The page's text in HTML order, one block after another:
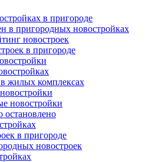
в пригороде
в пригородных новостройках
новостроек
в пригороде
жилых комплексах
новостройки
остановлено
в пригороде
новостроек